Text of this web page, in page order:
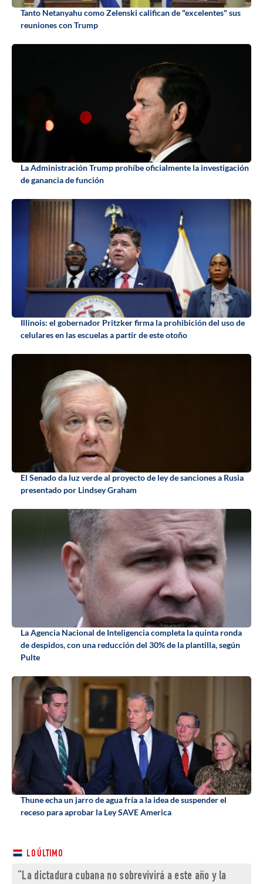
Tanto Netanyahu como Zelenski califican de "excelentes" sus
reuniones con Trump
La Administración Trump prohíbe oficialmente la investigación
de ganancia de función
Illinois: el gobernador Pritzker firma la prohibición del uso de
celulares en las escuelas a partir de este otoño
El Senado da luz verde al proyecto de ley de sanciones a Rusia
presentado por Lindsey Graham
La Agencia Nacional de Inteligencia completa la quinta ronda
de despidos, con una reducción del 30% de la plantilla, según
Pulte
Thune echa un jarro de agua fría a la idea de suspender el
receso para aprobar la Ley SAVE America
LO ÚLTIMO
“La dictadura cubana no sobrevivirá a este año y la